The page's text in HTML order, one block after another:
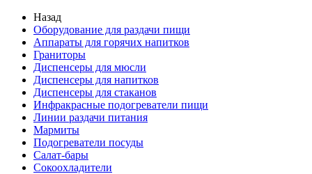
Назад
Оборудование для раздачи пищи
Аппараты для горячих напитков
Граниторы
Диспенсеры для мюсли
Диспенсеры для напитков
Диспенсеры для стаканов
Инфракрасные подогреватели пищи
Линии раздачи питания
Мармиты
Подогреватели посуды
Салат-бары
Сокоохладители